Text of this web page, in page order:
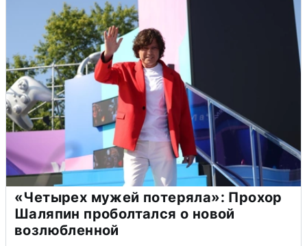
«Четырех мужей потеряла»: Прохор
Шаляпин проболтался о новой
возлюбленной